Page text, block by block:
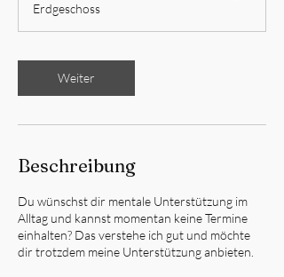
n
.
Erdgeschoss
Weiter
Beschreibung
Du wünschst dir mentale Unterstützung im
Alltag und kannst momentan keine Termine
einhalten? Das verstehe ich gut und möchte
dir trotzdem meine Unterstützung anbieten.